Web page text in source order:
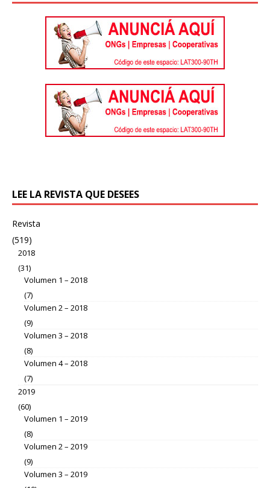
LEE LA REVISTA QUE DESEES
Revista
(519)
2018
(31)
Volumen 1 – 2018
(7)
Volumen 2 – 2018
(9)
Volumen 3 – 2018
(8)
Volumen 4 – 2018
(7)
2019
(60)
Volumen 1 – 2019
(8)
Volumen 2 – 2019
(9)
Volumen 3 – 2019